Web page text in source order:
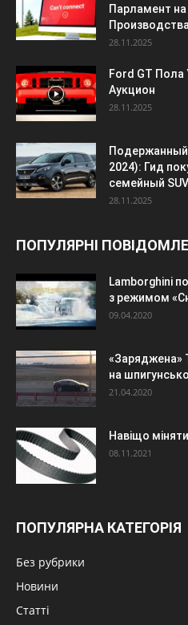
Парламент
28.11.2025
Ford GT Пола
Аукцион
28.11.2025
Подержанный
2024): Гид
семейный SUV
28.11.2025
ПОПУЛЯРНІ
Lamborghini
з режимом
09.04.2020
«Заряджена»
на
21.04.2020
Навіщо
08.11.2021
ПОПУЛЯРНА КАТЕГОРІЯ
Без рубрики
Новини
Статті